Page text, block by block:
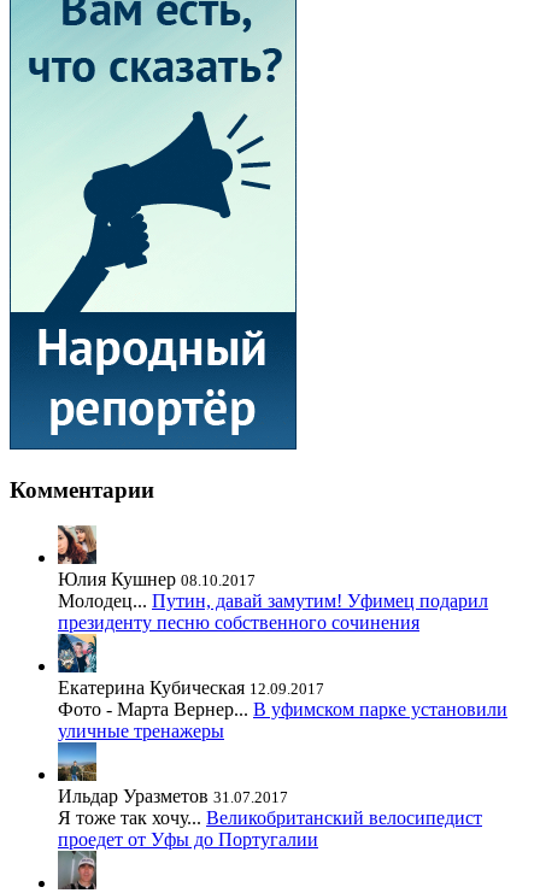
Комментарии
Юлия Кушнер 08.10.2017
Молодец... Путин, давай замутим! Уфимец подарил
президенту песню собственного сочинения
Екатерина Кубическая 12.09.2017
Фото - Марта Вернер... В уфимском парке установили
уличные тренажеры
Ильдар Уразметов 31.07.2017
Я тоже так хочу... Великобританский велосипедист
проедет от Уфы до Португалии